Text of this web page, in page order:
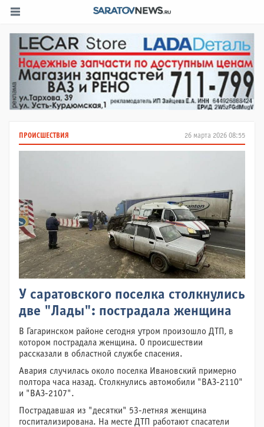
26 марта 2026 08:55
ПРОИСШЕСТВИЯ
У саратовского поселка столкнулись
две "Лады": пострадала женщина
В Гагаринском районе сегодня утром произошло ДТП, в
котором пострадала женщина. О происшествии
рассказали в областной службе спасения.
Авария случилась около поселка Ивановский примерно
полтора часа назад. Столкнулись автомобили "ВАЗ-2110"
и "ВАЗ-2107".
Пострадавшая из "десятки" 53-летняя женщина
госпитализирована. На месте ДТП работают спасатели